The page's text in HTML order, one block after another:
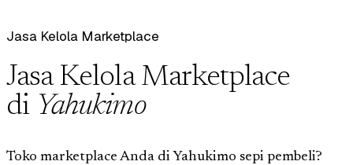
Jasa Kelola Marketplace
Jasa Kelola Marketplace
di Yahukimo
Toko marketplace Anda di Yahukimo sepi pembeli?